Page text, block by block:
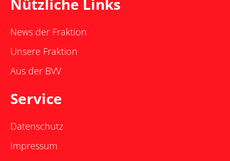
Nützliche Links
News der Fraktion
Unsere Fraktion
Aus der BVV
Service
Datenschutz
Impressum